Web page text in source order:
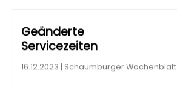
Geänderte
Servicezeiten
16.12.2023 | Schaumburger Wochenblatt